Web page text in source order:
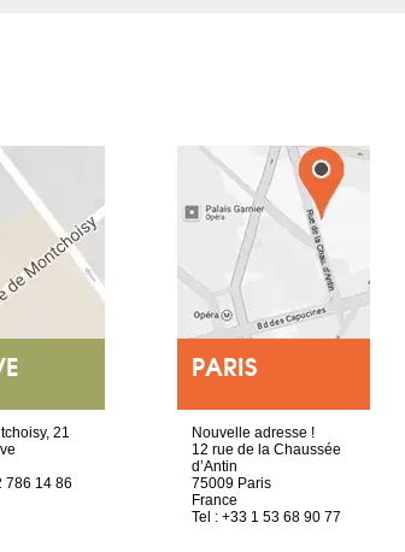
21
786 14 86
PARIS
Nouvelle adresse !
12 rue de la Chaussée
d’Antin
75009 Paris
France
Tel : +33 1 53 68 90 77